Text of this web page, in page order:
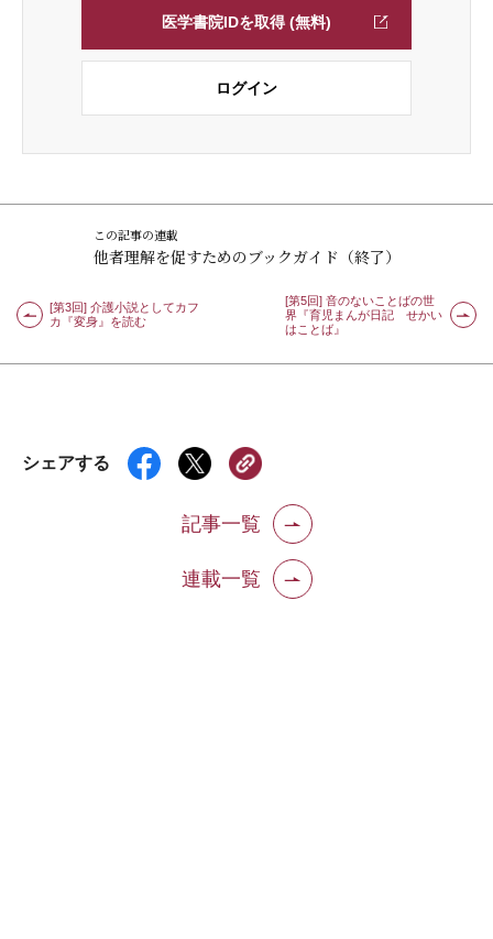
医学書院IDを取得 (無料)
ログイン
この記事の連載
他者理解を促すためのブックガイド（終了）
[第3回] 介護小説としてカフ
カ『変身』を読む
[第5回] 音のないことばの世
界『育児まんが日記 せかい
はことば』
シェアする
記事一覧
連載一覧